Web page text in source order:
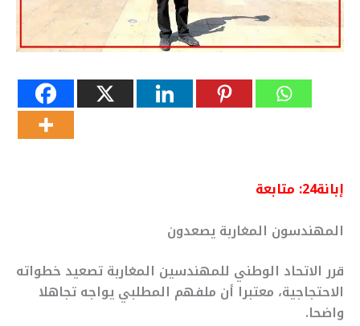
إبانة24: متابعة
المهندسون المغاربة يصعدون
قرر الاتحاد الوطني للمهندسين المغاربة تصعيد خطواته
الاحتجاجية، معتبرا أن ملفهم المطلبي يواجه تجاهلا
واضحا.